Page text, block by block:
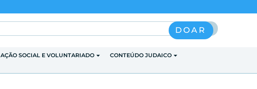
Pesquisar
DOAR
AÇÃO SOCIAL E VOLUNTARIADO
CONTEÚDO JUDAICO